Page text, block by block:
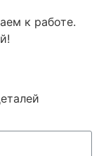
к работе.